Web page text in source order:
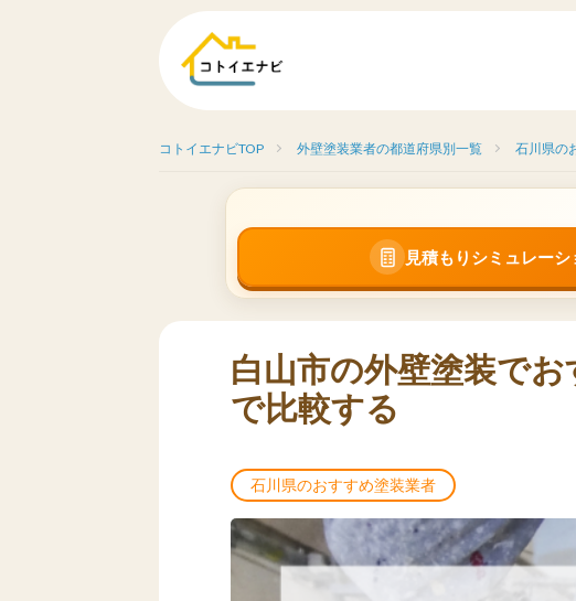
コトイエナビTOP 外壁塗装業者の都道府県別一覧 石川県の
見積もりシミュレーシ
白山市の外壁塗装で
で比較する
石川県のおすすめ塗装業者